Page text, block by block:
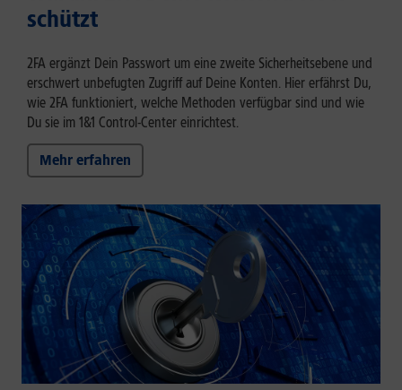
schützt
2FA ergänzt Dein Passwort um eine zweite Sicherheitsebene und
erschwert unbefugten Zugriff auf Deine Konten. Hier erfährst Du,
wie 2FA funktioniert, welche Methoden verfügbar sind und wie
Du sie im 1&1 Control-Center einrichtest.
Mehr erfahren